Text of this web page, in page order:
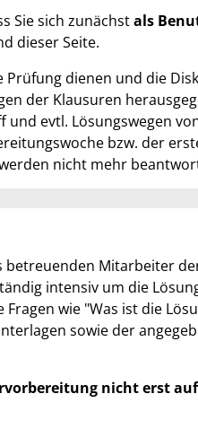
Sie sich zunächstals
dieser Seite.
dienen und die
der Klausuren
evtl. Lösungswegen
bzw. der
nicht mehr
betreuenden Mitarbeiter
intensiv um die
wie "Was ist die
sowie der
nicht erst